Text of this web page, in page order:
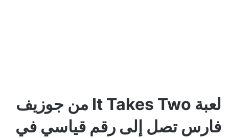
لعبة It Takes Two من جوزيف
فارس تصل إلى رقم قياسي في